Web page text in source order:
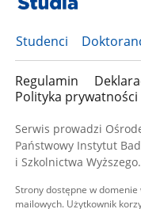
Studenci
Regulamin
Polityka
Serwis prowadzi
Państwowy Instytut
i Szkolnictwa Wyższego.
Strony dostępne w
mailowych. Użytkownik